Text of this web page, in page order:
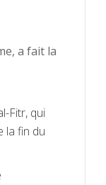
a fait la
Fitr, qui
la fin du